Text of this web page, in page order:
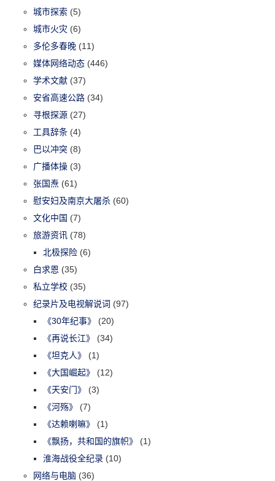
城市探索 (5)
城市火灾 (6)
多伦多春晚 (11)
媒体网络动态 (446)
学术文献 (37)
安省高速公路 (34)
寻根探源 (27)
工具辞条 (4)
巴以冲突 (8)
广播体操 (3)
张国焘 (61)
慰安妇及南京大屠杀 (60)
文化中国 (7)
旅游资讯 (78)
北极探险 (6)
白求恩 (35)
私立学校 (35)
纪录片及电视解说词 (97)
《30年纪事》
(20)
《再说长江》
(34)
《坦克人》
(1)
《大国崛起》
(12)
《天安门》
(3)
《河殇》
(7)
《达赖喇嘛》
(1)
《飘扬，共和国的旗帜》
(1)
淮海战役全纪录 (10)
网络与电脑 (36)